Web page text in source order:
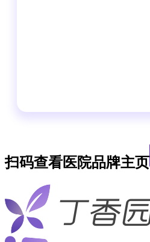
扫码查看医院品牌主页